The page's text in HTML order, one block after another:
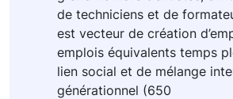
de techniciens et de
est vecteur de création
emplois équivalents temps
lien social et de mélange
générationnel (650